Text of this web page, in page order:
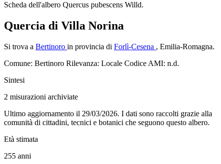
Scheda dell'albero Quercus pubescens Willd.
Quercia di Villa Norina
Si trova a Bertinoro in provincia di Forlì-Cesena , Emilia-Romagna.
Comune: Bertinoro Rilevanza: Locale Codice AMI: n.d.
Sintesi
2 misurazioni archiviate
Ultimo aggiornamento il 29/03/2026. I dati sono raccolti grazie alla
comunità di cittadini, tecnici e botanici che seguono questo albero.
Età stimata
255 anni